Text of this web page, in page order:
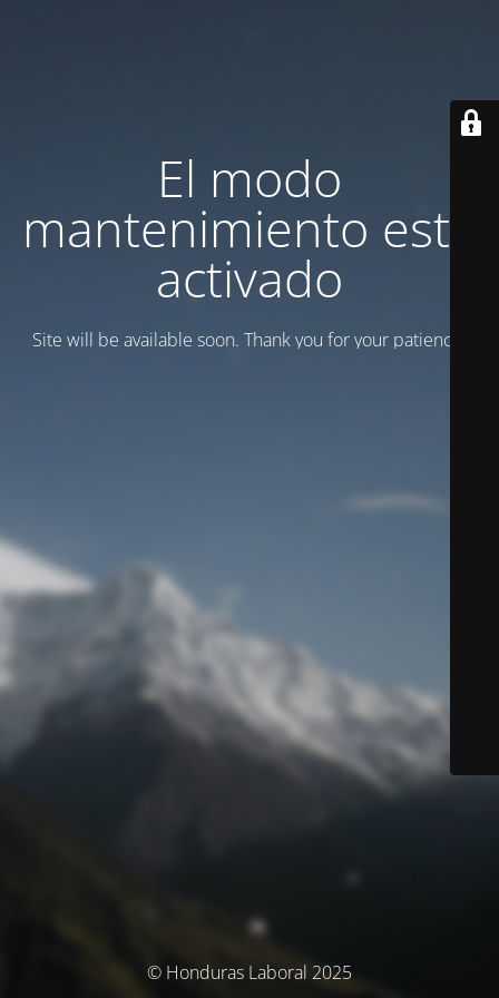
El modo
mantenimiento está
activado
Site will be available soon. Thank you for your patience!
© Honduras Laboral 2025